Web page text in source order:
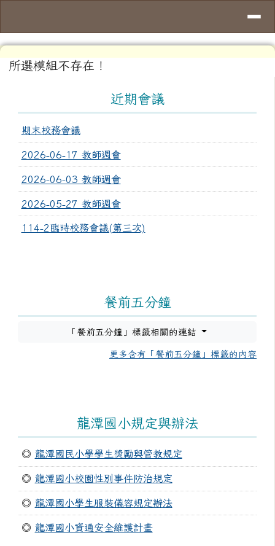
主內容區域
所選模組不存在！
近期會議
期末校務會議
2026-06-17 教師週會
2026-06-03 教師週會
2026-05-27 教師週會
114-2臨時校務會議(第三次)
餐前五分鐘
「餐前五分鐘」標籤相關的連結
更多含有「餐前五分鐘」標籤的內容
龍潭國小規定與辦法
◎ 龍潭國民小學學生獎勵與管教規定
◎ 龍潭國小校園性別事件防治規定
◎ 龍潭國小學生服裝儀容規定辦法
◎ 龍潭國小資通安全維護計畫
頁尾區域